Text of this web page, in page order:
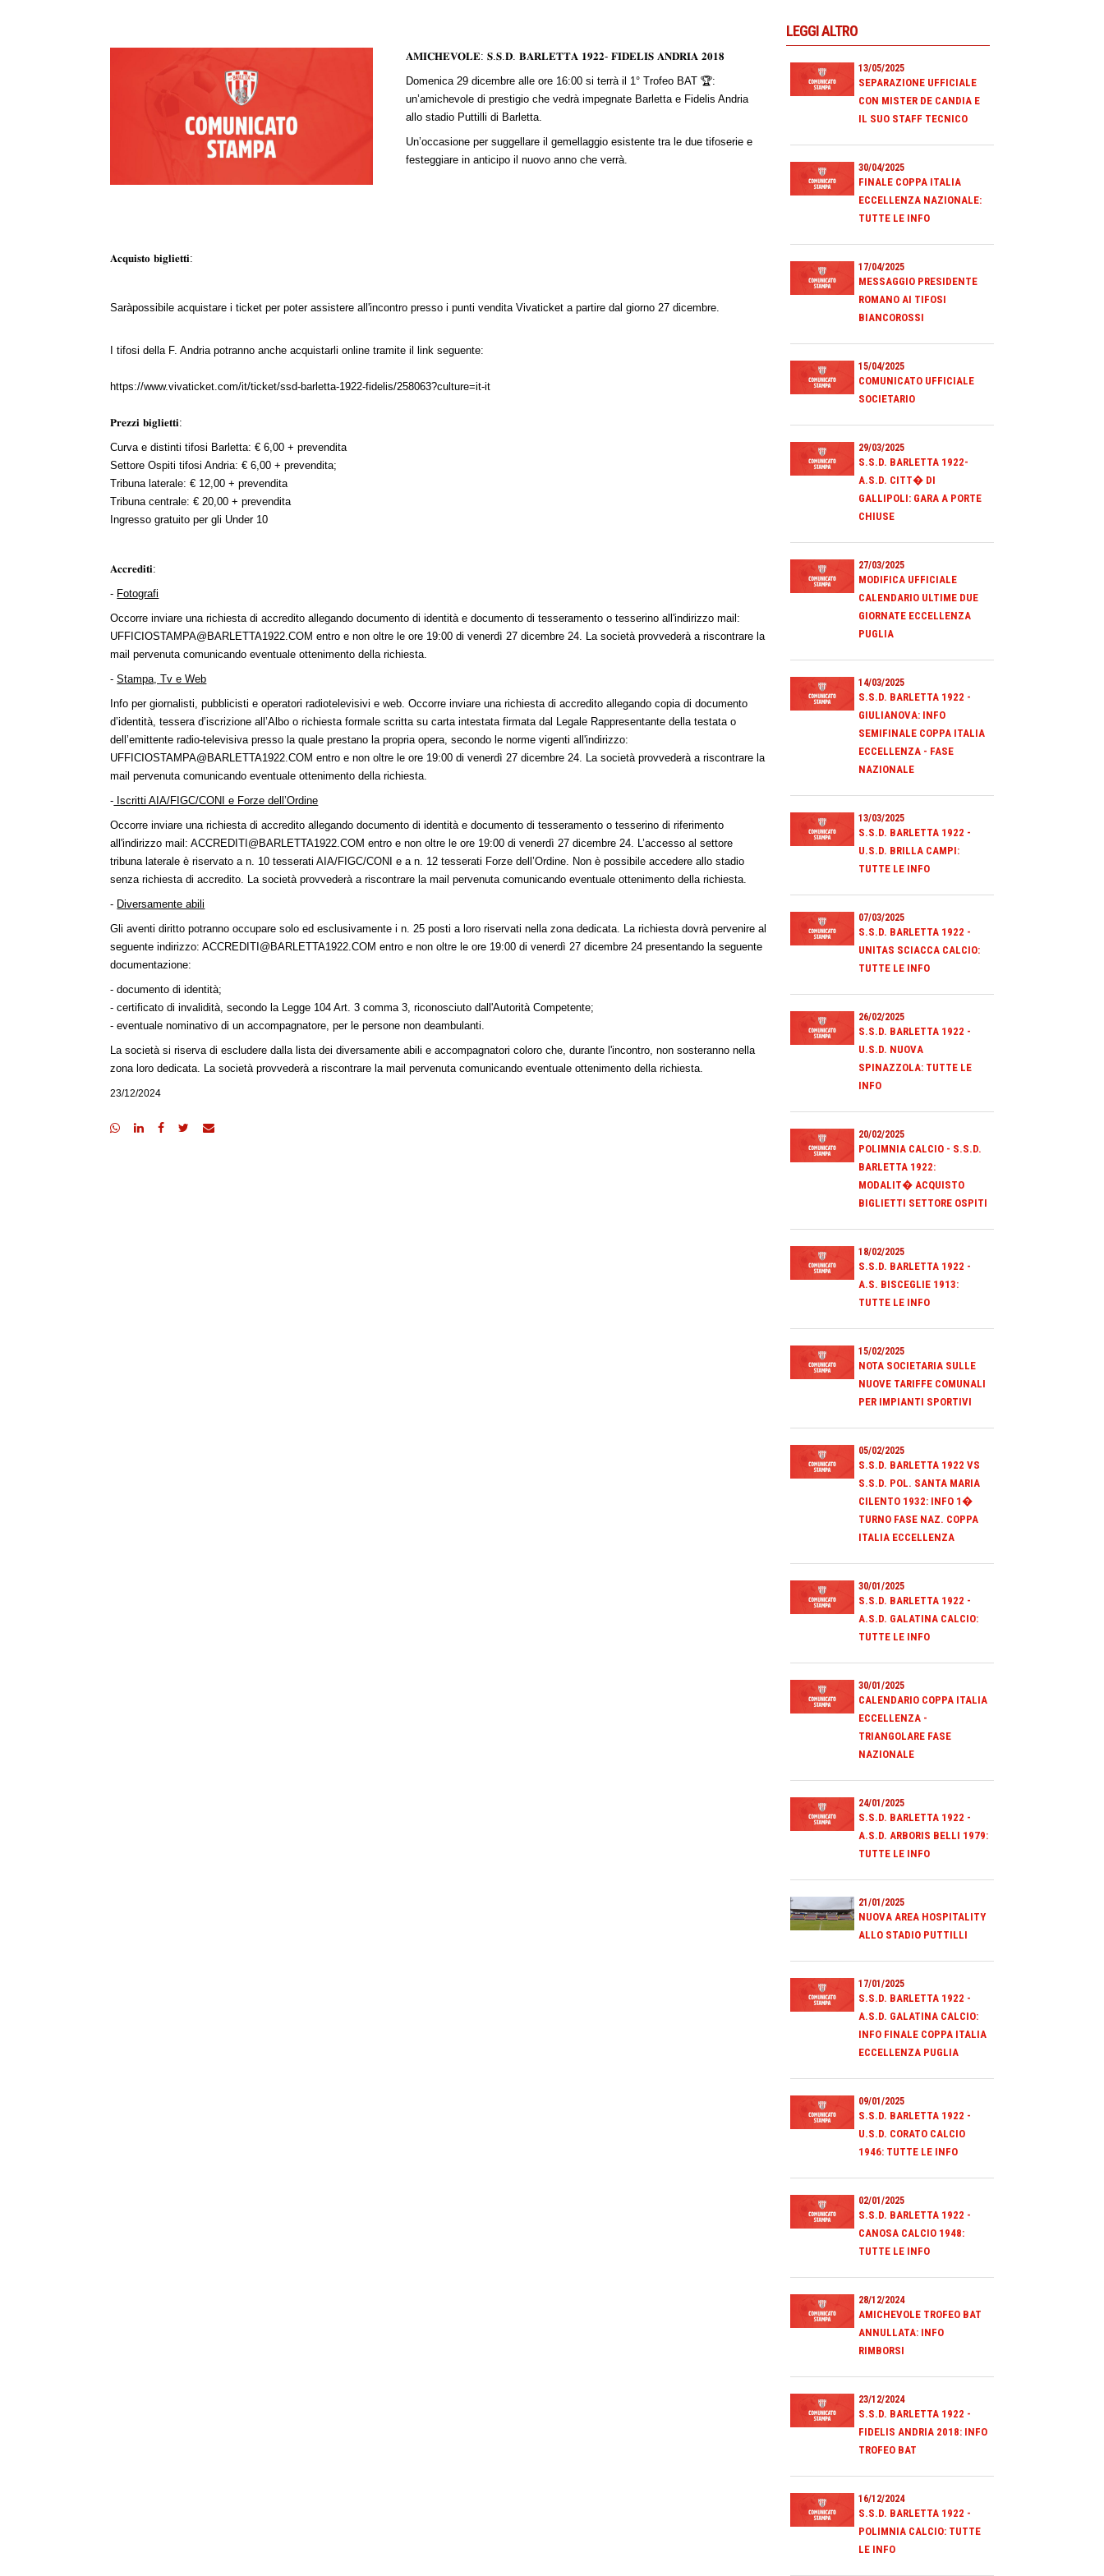
𝐀𝐌𝐈𝐂𝐇𝐄𝐕𝐎𝐋𝐄: 𝐒.𝐒.𝐃. 𝐁𝐀𝐑𝐋𝐄𝐓𝐓𝐀 𝟏𝟗𝟐𝟐- 𝐅𝐈𝐃𝐄𝐋𝐈𝐒 𝐀𝐍𝐃𝐑𝐈𝐀 𝟐𝟎𝟏𝟖
Domenica 29 dicembre alle ore 16:00 si terrà il 1° Trofeo BAT 🏆:
un’amichevole di prestigio che vedrà impegnate Barletta e Fidelis Andria
allo stadio Puttilli di Barletta.
Un’occasione per suggellare il gemellaggio esistente tra le due tifoserie e
festeggiare in anticipo il nuovo anno che verrà.
𝐀𝐜𝐪𝐮𝐢𝐬𝐭𝐨 𝐛𝐢𝐠𝐥𝐢𝐞𝐭𝐭𝐢:
Saràpossibile acquistare i ticket per poter assistere all'incontro presso i punti vendita Vivaticket a partire dal giorno 27 dicembre.
I tifosi della F. Andria potranno anche acquistarli online tramite il link seguente:
https://www.vivaticket.com/it/ticket/ssd-barletta-1922-fidelis/258063?culture=it-it
𝐏𝐫𝐞𝐳𝐳𝐢 𝐛𝐢𝐠𝐥𝐢𝐞𝐭𝐭𝐢:
Curva e distinti tifosi Barletta: € 6,00 + prevendita
Settore Ospiti tifosi Andria: € 6,00 + prevendita;
Tribuna laterale: € 12,00 + prevendita
Tribuna centrale: € 20,00 + prevendita
Ingresso gratuito per gli Under 10
𝐀𝐜𝐜𝐫𝐞𝐝𝐢𝐭𝐢:
- Fotografi
Occorre inviare una richiesta di accredito allegando documento di identità e documento di tesseramento o tesserino all'indirizzo mail:
UFFICIOSTAMPA@BARLETTA1922.COM entro e non oltre le ore 19:00 di venerdì 27 dicembre 24. La società provvederà a riscontrare la
mail pervenuta comunicando eventuale ottenimento della richiesta.
-Stampa, Tv e Web
Info per giornalisti, pubblicisti e operatori radiotelevisivi e web. Occorre inviare una richiesta di accredito allegando copia di documento
d’identità, tessera d’iscrizione all’Albo o richiesta formale scritta su carta intestata firmata dal Legale Rappresentante della testata o
dell’emittente radio-televisiva presso la quale prestano la propria opera, secondo le norme vigenti all'indirizzo:
UFFICIOSTAMPA@BARLETTA1922.COM entro e non oltre le ore 19:00 di venerdì 27 dicembre 24. La società provvederà a riscontrare la
mail pervenuta comunicando eventuale ottenimento della richiesta.
- Iscritti AIA/FIGC/CONI e Forze dell’Ordine
Occorre inviare una richiesta di accredito allegando documento di identità e documento di tesseramento o tesserino di riferimento
all'indirizzo mail:ACCREDITI@BARLETTA1922.COM entro e non oltre le ore 19:00 di venerdì 27 dicembre 24. L’accesso al settore
tribuna laterale è riservato a n. 10 tesserati AIA/FIGC/CONI e a n. 12 tesserati Forze dell’Ordine. Non è possibile accedere allo stadio
senza richiesta di accredito. La società provvederà a riscontrare la mail pervenuta comunicando eventuale ottenimento della richiesta.
- Diversamente abili
Gli aventi diritto potranno occupare solo ed esclusivamente i n. 25 posti a loro riservati nella zona dedicata. La richiesta dovrà pervenire al
seguente indirizzo:ACCREDITI@BARLETTA1922.COM entro e non oltre le ore 19:00 di venerdì 27 dicembre 24 presentando la seguente
documentazione:
- documento di identità;
- certificato di invalidità, secondo la Legge 104 Art. 3 comma 3, riconosciuto dall'Autorità Competente;
- eventuale nominativo di un accompagnatore, per le persone non deambulanti.
La società si riserva di escludere dalla lista dei diversamente abili e accompagnatori coloro che, durante l'incontro, non sosteranno nella
zona loro dedicata. La società provvederà a riscontrare la mail pervenuta comunicando eventuale ottenimento della richiesta.
23/12/2024
LEGGI ALTRO
13/05/2025
SEPARAZIONE UFFICIALE
CON MISTER DE CANDIA E
IL SUO STAFF TECNICO
30/04/2025
FINALE COPPA ITALIA
ECCELLENZA NAZIONALE:
TUTTE LE INFO
17/04/2025
MESSAGGIO PRESIDENTE
ROMANO AI TIFOSI
BIANCOROSSI
15/04/2025
COMUNICATO UFFICIALE
SOCIETARIO
29/03/2025
S.S.D. BARLETTA 1922-
A.S.D. CITT� DI
GALLIPOLI: GARA A PORTE
CHIUSE
27/03/2025
MODIFICA UFFICIALE
CALENDARIO ULTIME DUE
GIORNATE ECCELLENZA
PUGLIA
14/03/2025
S.S.D. BARLETTA 1922 -
GIULIANOVA: INFO
SEMIFINALE COPPA ITALIA
ECCELLENZA - FASE
NAZIONALE
13/03/2025
S.S.D. BARLETTA 1922 -
U.S.D. BRILLA CAMPI:
TUTTE LE INFO
07/03/2025
S.S.D. BARLETTA 1922 -
UNITAS SCIACCA CALCIO:
TUTTE LE INFO
26/02/2025
S.S.D. BARLETTA 1922 -
U.S.D. NUOVA
SPINAZZOLA: TUTTE LE
INFO
20/02/2025
POLIMNIA CALCIO - S.S.D.
BARLETTA 1922:
MODALIT� ACQUISTO
BIGLIETTI SETTORE OSPITI
18/02/2025
S.S.D. BARLETTA 1922 -
A.S. BISCEGLIE 1913:
TUTTE LE INFO
15/02/2025
NOTA SOCIETARIA SULLE
NUOVE TARIFFE COMUNALI
PER IMPIANTI SPORTIVI
05/02/2025
S.S.D. BARLETTA 1922 VS
S.S.D. POL. SANTA MARIA
CILENTO 1932: INFO 1�
TURNO FASE NAZ. COPPA
ITALIA ECCELLENZA
30/01/2025
S.S.D. BARLETTA 1922 -
A.S.D. GALATINA CALCIO:
TUTTE LE INFO
30/01/2025
CALENDARIO COPPA ITALIA
ECCELLENZA -
TRIANGOLARE FASE
NAZIONALE
24/01/2025
S.S.D. BARLETTA 1922 -
A.S.D. ARBORIS BELLI 1979:
TUTTE LE INFO
21/01/2025
NUOVA AREA HOSPITALITY
ALLO STADIO PUTTILLI
17/01/2025
S.S.D. BARLETTA 1922 -
A.S.D. GALATINA CALCIO:
INFO FINALE COPPA ITALIA
ECCELLENZA PUGLIA
09/01/2025
S.S.D. BARLETTA 1922 -
U.S.D. CORATO CALCIO
1946: TUTTE LE INFO
02/01/2025
S.S.D. BARLETTA 1922 -
CANOSA CALCIO 1948:
TUTTE LE INFO
28/12/2024
AMICHEVOLE TROFEO BAT
ANNULLATA: INFO
RIMBORSI
23/12/2024
S.S.D. BARLETTA 1922 -
FIDELIS ANDRIA 2018: INFO
TROFEO BAT
16/12/2024
S.S.D. BARLETTA 1922 -
POLIMNIA CALCIO: TUTTE
LE INFO